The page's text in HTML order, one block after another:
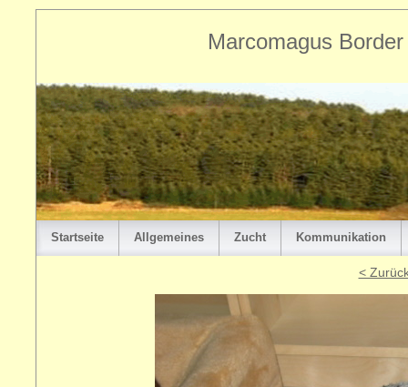
Marcomagus Border
Startseite Allgemeines Zucht Kommunikation
<